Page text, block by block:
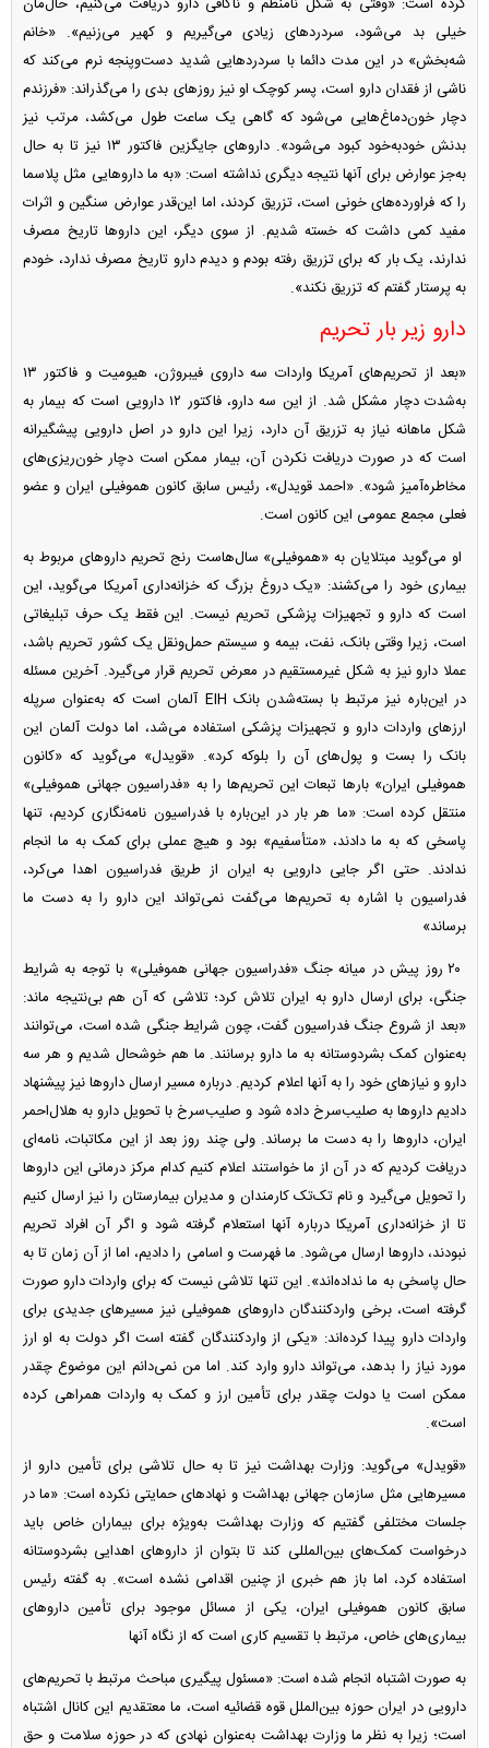
کرده است: «وقتی به شکل نامنظم و ناکافی دارو دریافت می‌کنیم، حال‌مان
خیلی بد می‌شود، سردرد‌های زیادی می‌گیریم و کهیر می‌زنیم». «خانم
شه‌بخش» در این مدت دائما با سردرد‌هایی شدید دست‌و‌پنجه نرم می‌کند که
ناشی از فقدان دارو است، پسر کوچک او نیز روز‌های بدی را می‌گذراند: «فرزندم
دچار خون‌دماغ‌هایی می‌شود که گاهی یک ساعت طول می‌کشد، مرتب نیز
بدنش خودبه‌خود کبود می‌شود». دارو‌های جایگزین فاکتور ۱۳ نیز تا به حال
به‌جز عوارض برای آنها نتیجه دیگری نداشته است: «به ما دارو‌هایی مثل پلاسما
را که فراورده‌های خونی است، تزریق کردند، اما این‌قدر عوارض سنگین و اثرات
مفید کمی داشت که خسته شدیم. از سوی دیگر، این دارو‌ها تاریخ مصرف
ندارند، یک بار که برای تزریق رفته بودم و دیدم دارو تاریخ مصرف ندارد، خودم
به پرستار گفتم که تزریق نکند».
دارو زیر بار تحریم
«بعد از تحریم‌های آمریکا واردات سه داروی فیبروژن، هیومیت و فاکتور ۱۳
به‌شدت دچار مشکل شد. از این سه دارو، فاکتور ۱۲ دارویی است که بیمار به
شکل ماهانه نیاز به تزریق آن دارد، زیرا این دارو در اصل دارویی پیشگیرانه
است که در صورت دریافت نکردن آن، بیمار ممکن است دچار خون‌ریزی‌های
مخاطره‌آمیز شود». «احمد قویدل»، رئیس سابق کانون هموفیلی ایران و عضو
فعلی مجمع عمومی این کانون است.
او می‌گوید مبتلایان به «هموفیلی» سال‌هاست رنج تحریم دارو‌های مربوط به
بیماری خود را می‌کشند: «یک دروغ بزرگ که خزانه‌داری آمریکا می‌گوید، این
است که دارو و تجهیزات پزشکی تحریم نیست. این فقط یک حرف تبلیغاتی
است، زیرا وقتی بانک، نفت، بیمه و سیستم حمل‌ونقل یک کشور تحریم باشد،
عملا دارو نیز به شکل غیرمستقیم در معرض تحریم قرار می‌گیرد. آخرین مسئله
د‌ر این‌باره نیز مرتبط با بسته‌شدن بانک EIH آلمان است که به‌عنوان سرپله
ارز‌های واردات دارو و تجهیزات پزشکی استفاده می‌شد، اما دولت آلمان این
بانک را بست و پول‌های آن را بلوکه کرد». «قویدل» می‌گوید که «کانون
هموفیلی ایران» بار‌ها تبعات این تحریم‌ها را به «فدراسیون جهانی هموفیلی»
منتقل کرده است: «ما هر بار در این‌باره با فدراسیون نامه‌نگاری کردیم، تنها
پاسخی که به ما دادند، «متأسفیم» بود و هیچ عملی برای کمک به ما انجام
ندادند. حتی اگر جایی دارویی به ایران از طریق فدراسیون اهدا می‌کرد،
فدراسیون با اشاره به تحریم‌ها می‌گفت نمی‌تواند این دارو را به دست ما
برساند»
۲۰ روز پیش در میانه جنگ «فدراسیون جهانی هموفیلی» با توجه به شرایط
جنگی، برای ارسال دارو به ایران تلاش کرد؛ تلاشی که آن هم بی‌نتیجه ماند:
«بعد از شروع جنگ فدراسیون گفت، چون شرایط جنگی شده است، می‌توانند
به‌عنوان کمک بشردوستانه به ما دارو برسانند. ما هم خوشحال شدیم و هر سه
دارو و نیاز‌های خود را به آنها اعلام کردیم. درباره مسیر ارسال دارو‌ها نیز پیشنهاد
دادیم دارو‌ها به صلیب‌سرخ داده شود و صلیب‌سرخ با تحویل دارو به هلال‌احمر
ایران، دارو‌ها را به دست ما برساند. ولی چند روز بعد از این مکاتبات، نامه‌ای
دریافت کردیم که در آن از ما خواستند اعلام کنیم کدام مرکز درمانی این دارو‌ها
را تحویل می‌گیرد و نام تک‌تک کارمندان و مدیران بیمارستان را نیز ارسال کنیم
تا از خزانه‌داری آمریکا درباره آنها استعلام گرفته شود و اگر آن افراد تحریم
نبودند، دارو‌ها ارسال می‌شود. ما فهرست و اسامی را دادیم، اما از آن زمان تا به
حال پاسخی به ما نداده‌اند». این تنها تلاشی نیست که برای واردات دارو صورت
گرفته است، برخی واردکنندگان دارو‌های هموفیلی نیز مسیر‌های جدیدی برای
واردات دارو پیدا کرده‌اند: «یکی از واردکنندگان گفته است اگر دولت به او ارز
مورد نیاز را بدهد، می‌تواند دارو وارد کند. اما من نمی‌دانم این موضوع چقدر
ممکن است یا دولت چقدر برای تأمین ارز و کمک به واردات همراهی کرده
است».
«قویدل» می‌گوید: وزارت بهداشت نیز تا به حال تلاشی برای تأمین دارو از
مسیر‌هایی مثل سازمان جهانی بهداشت و نهاد‌های حمایتی نکرده است: «ما در
جلسات مختلفی گفتیم که وزارت بهداشت به‌ویژه برای بیماران خاص باید
درخواست کمک‌های بین‌المللی کند تا بتوان از دارو‌های اهدایی بشردوستانه
استفاده کرد، اما باز هم خبری از چنین اقدامی نشده است». به گفته رئیس
سابق کانون هموفیلی ایران، یکی از مسائل موجود برای تأمین دارو‌های
بیماری‌های خاص، مرتبط با تقسیم کاری است که از نگاه آنها
به صورت اشتباه انجام شده است: «مسئول پیگیری مباحث مرتبط با تحریم‌های
دارویی در ایران حوزه بین‌الملل قوه قضائیه است، ما معتقدیم این کانال اشتباه
است؛ زیرا به نظر ما وزارت بهداشت به‌عنوان نهادی که در حوزه سلامت و حق